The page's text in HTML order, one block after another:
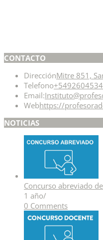
CONTACTO
DirecciónMitre 851,
Telefono
Email:
Webhttps://
NOTICIAS
Concurso abreviado
1 año/
0 Comments